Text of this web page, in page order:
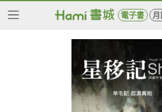
電子書 月